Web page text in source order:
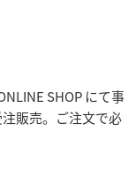
SHOP にて事
販売。ご注文で必